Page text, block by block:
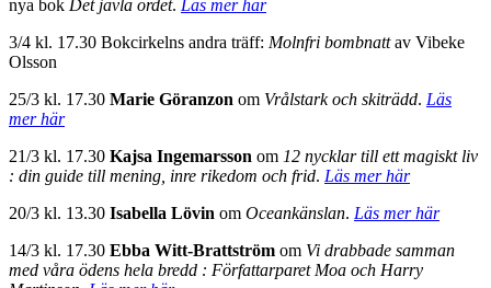
nya bok Det jävla ordet. Läs mer här
3/4 kl. 17.30 Bokcirkelns andra träff: Molnfri bombnattav Vibeke
Olsson
25/3 kl. 17.30 Marie Göranzon om Vrålstark och skiträdd. Läs
mer här
21/3 kl. 17.30 Kajsa Ingemarsson om 12 nycklar till ett magiskt liv
: din guide till mening, inre rikedom och frid. Läs mer här
20/3 kl. 13.30 Isabella Lövin om Oceankänslan. Läs mer här
14/3 kl. 17.30 Ebba Witt-Brattström om Vi drabbade samman
med våra ödens hela bredd : Författarparet Moa och Harry